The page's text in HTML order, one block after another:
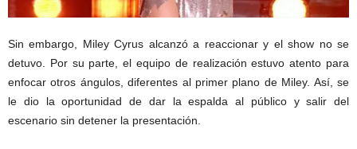
Sin embargo, Miley Cyrus alcanzó a reaccionar y el show no se
detuvo. Por su parte, el equipo de realización estuvo atento para
enfocar otros ángulos, diferentes al primer plano de Miley. Así, se
le dio la oportunidad de dar la espalda al público y salir del
escenario sin detener la presentación.